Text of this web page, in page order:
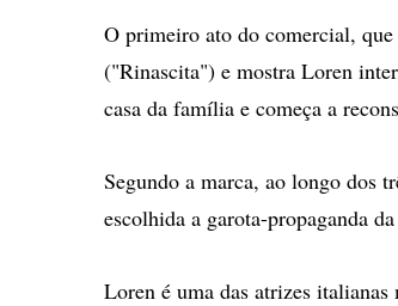
O primeiro ato do comercial,
("Rinascita") e mostra Loren
casa da família e começa a
Segundo a marca, ao longo dos
escolhida a garota-propaganda
Loren é uma das atrizes